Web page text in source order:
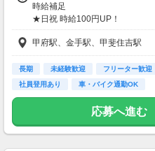
「これくらい稼ぎたい」に
合わせて調整もできるのでお気
さい！
★友人・知人紹介からの採用で
入社後に紹介者・就業者へ3万円
時給補足
★日祝 時給100円UP！
8：30～17：00★時給1100円
17：00～22：00★時給1200円
★入社祝い金対象店舗★
～2026/4/21までの期間に応募さ
採用なられた方対象
入社3ヶ月経過後、
甲府駅、金手駅、甲斐住吉駅
長期 未経験歓迎 フリーター歓迎
社員登用あり
車・バイク通勤OK
応募へ進む